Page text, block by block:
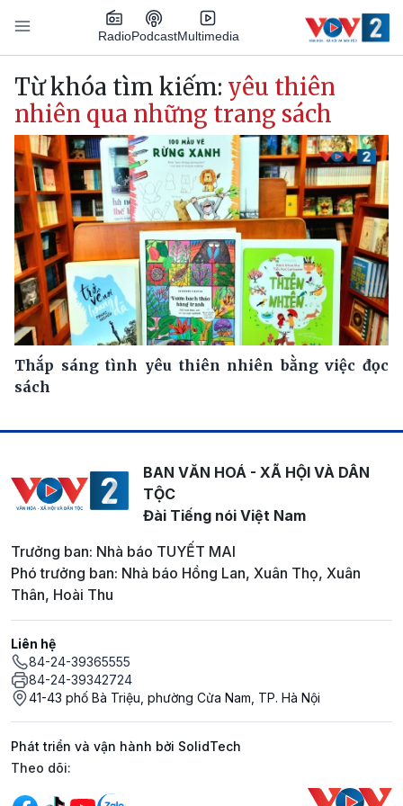
Nhảy đến nội dung
RadioPodcastMultimedia
Main navigation
Từ khóa tìm kiếm: yêu thiên
nhiên qua những trang sách
Thắp sáng tình yêu thiên nhiên bằng việc đọc
sách
BAN VĂN HOÁ - XÃ HỘI VÀ DÂN
TỘC
Đài Tiếng nói Việt Nam
Trưởng ban: Nhà báo TUYẾT MAI
Phó trưởng ban: Nhà báo Hồng Lan, Xuân Thọ, Xuân
Thân, Hoài Thu
Liên hệ
84-24-39365555
84-24-39342724
41-43 phố Bà Triệu, phường Cửa Nam, TP. Hà Nội
Phát triển và vận hành bởi SolidTech
Mạng xã hội
Theo dõi: